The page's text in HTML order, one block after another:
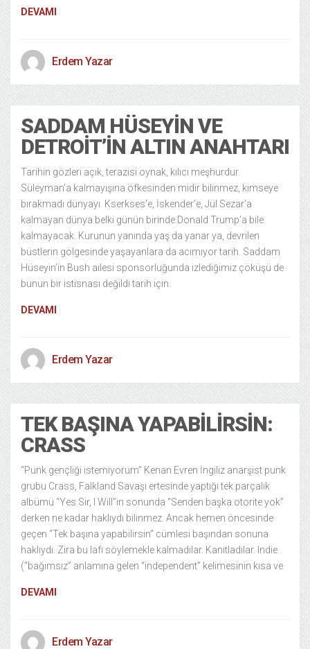
DEVAMI
Erdem Yazar
SADDAM HÜSEYIN VE
DETROIT’IN ALTIN ANAHTARI
Tarihin gözleri açık, terazisi oynak, kılıcı meşhurdur.
Süleyman’a kalmayışına öfkesinden midir bilinmez, kimseye
bırakmadı dünyayı. Kserkses’e, İskender’e, Jül Sezar’a
kalmayan dünya belki günün birinde Donald Trump’a bile
kalmayacak. Kurunun yanında yaş da yanar ya, devrilen
büstlerin gölgesinde yaşayanlara da acımıyor tarih. Saddam
Hüseyin’in Bush ailesi sponsorluğunda izlediğimiz çöküşü de
bunun bir istisnası değildi tarih için.
DEVAMI
Erdem Yazar
TEK BAŞINA YAPABILIRSIN:
CRASS
“Punk gençliği istemiyorum” Kenan Evren İngiliz anarşist punk
grubu Crass, Falkland Savaşı ertesinde yaptığı tek parçalık
albümü “Yes Sir, I Will”in sonunda “Senden başka otorite yok”
derken ne kadar haklıydı bilinmez. Ancak hemen öncesinde
geçen “Tek başına yapabilirsin” cümlesi başından sonuna
haklıydı. Zira bu lafı söylemekle kalmadılar. Kanıtladılar. Indie
(“bağımsız” anlamına gelen “independent” kelimesinin kısa ve
DEVAMI
Erdem Yazar